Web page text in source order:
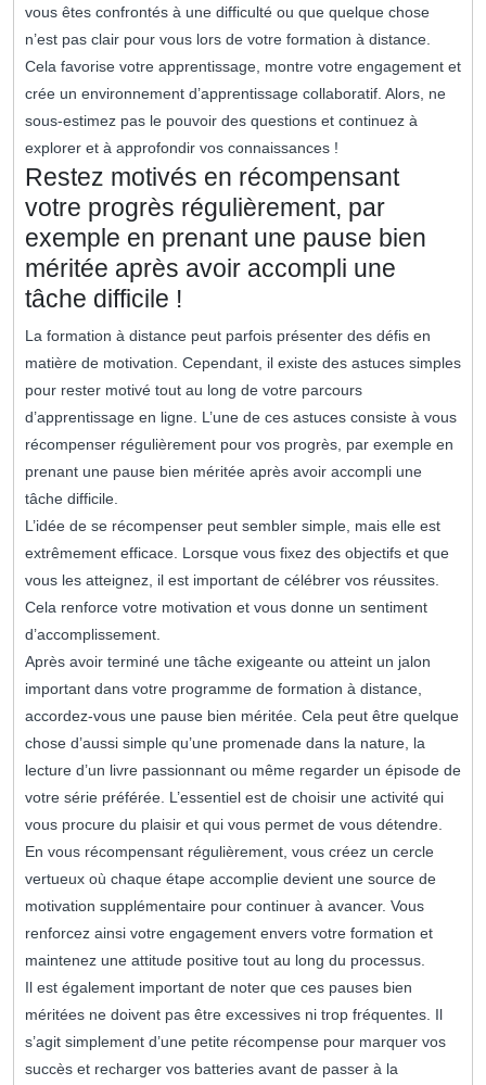
vous êtes confrontés à une difficulté ou que quelque chose
n’est pas clair pour vous lors de votre formation à distance.
Cela favorise votre apprentissage, montre votre engagement et
crée un environnement d’apprentissage collaboratif. Alors, ne
sous-estimez pas le pouvoir des questions et continuez à
explorer et à approfondir vos connaissances !
Restez motivés en récompensant
votre progrès régulièrement, par
exemple en prenant une pause bien
méritée après avoir accompli une
tâche difficile !
La formation à distance peut parfois présenter des défis en
matière de motivation. Cependant, il existe des astuces simples
pour rester motivé tout au long de votre parcours
d’apprentissage en ligne. L’une de ces astuces consiste à vous
récompenser régulièrement pour vos progrès, par exemple en
prenant une pause bien méritée après avoir accompli une
tâche difficile.
L’idée de se récompenser peut sembler simple, mais elle est
extrêmement efficace. Lorsque vous fixez des objectifs et que
vous les atteignez, il est important de célébrer vos réussites.
Cela renforce votre motivation et vous donne un sentiment
d’accomplissement.
Après avoir terminé une tâche exigeante ou atteint un jalon
important dans votre programme de formation à distance,
accordez-vous une pause bien méritée. Cela peut être quelque
chose d’aussi simple qu’une promenade dans la nature, la
lecture d’un livre passionnant ou même regarder un épisode de
votre série préférée. L’essentiel est de choisir une activité qui
vous procure du plaisir et qui vous permet de vous détendre.
En vous récompensant régulièrement, vous créez un cercle
vertueux où chaque étape accomplie devient une source de
motivation supplémentaire pour continuer à avancer. Vous
renforcez ainsi votre engagement envers votre formation et
maintenez une attitude positive tout au long du processus.
Il est également important de noter que ces pauses bien
méritées ne doivent pas être excessives ni trop fréquentes. Il
s’agit simplement d’une petite récompense pour marquer vos
succès et recharger vos batteries avant de passer à la